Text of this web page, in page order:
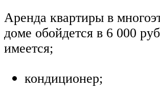
Аренда квартиры в
доме обойдется в 6 000
имеется;
кондиционер;